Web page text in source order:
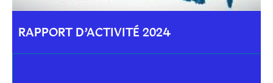
RAPPORT D’ACTIVITÉ 2024